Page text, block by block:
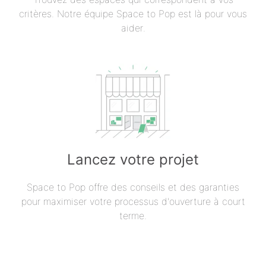
critères. Notre équipe Space to Pop est là pour vous
aider.
Lancez votre projet
Space to Pop offre des conseils et des garanties
pour maximiser votre processus d'ouverture à court
terme.